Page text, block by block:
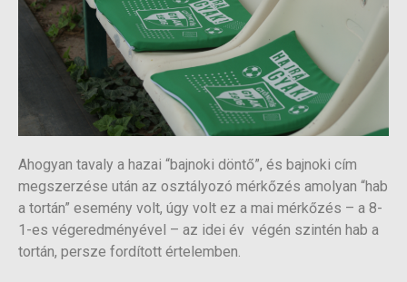
Ahogyan tavaly a hazai “bajnoki döntő”, és bajnoki cím
megszerzése után az osztályozó mérkőzés amolyan “hab
a tortán” esemény volt, úgy volt ez a mai mérkőzés – a 8-
1-es végeredményével – az idei év végén szintén hab a
tortán, persze fordított értelemben.